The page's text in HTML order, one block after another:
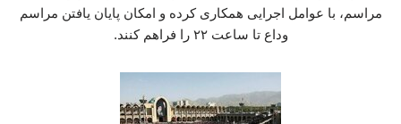
مراسم، با عوامل اجرایی همکاری کرده و امکان پایان یافتن مراسم
وداع تا ساعت ۲۲ را فراهم کنند.